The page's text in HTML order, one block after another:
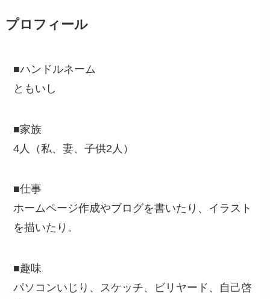
プロフィール
■ハンドルネーム
ともいし
■家族
4人（私、妻、子供2人）
■仕事
ホームページ作成やブログを書いたり、イラスト
を描いたり。
■趣味
パソコンいじり、スケッチ、ビリヤード、自己啓